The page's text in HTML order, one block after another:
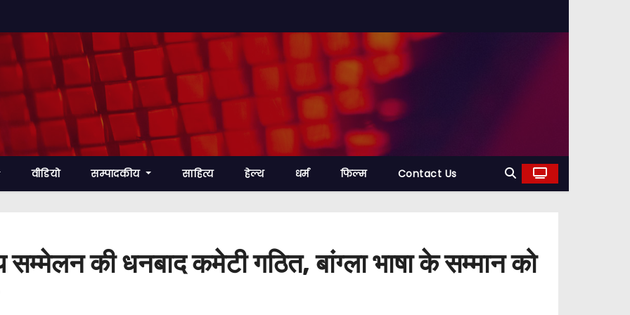
वीडियो सम्पादकीय साहित्य हेल्थ धर्म फिल्म Contact Us
सम्मेलन की धनबाद कमेटी गठित, बांग्ला भाषा के सम्मान को